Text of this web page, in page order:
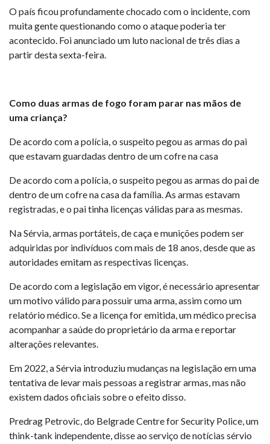
O país ficou profundamente chocado com o incidente, com
muita gente questionando como o ataque poderia ter
acontecido. Foi anunciado um luto nacional de três dias a
partir desta sexta-feira.
Como duas armas de fogo foram parar nas mãos de
uma criança?
De acordo com a polícia, o suspeito pegou as armas do pai
que estavam guardadas dentro de um cofre na casa
De acordo com a polícia, o suspeito pegou as armas do pai de
dentro de um cofre na casa da família. As armas estavam
registradas, e o pai tinha licenças válidas para as mesmas.
Na Sérvia, armas portáteis, de caça e munições podem ser
adquiridas por indivíduos com mais de 18 anos, desde que as
autoridades emitam as respectivas licenças.
De acordo com a legislação em vigor, é necessário apresentar
um motivo válido para possuir uma arma, assim como um
relatório médico. Se a licença for emitida, um médico precisa
acompanhar a saúde do proprietário da arma e reportar
alterações relevantes.
Em 2022, a Sérvia introduziu mudanças na legislação em uma
tentativa de levar mais pessoas a registrar armas, mas não
existem dados oficiais sobre o efeito disso.
Predrag Petrovic, do Belgrade Centre for Security Police, um
think-tank independente, disse ao serviço de notícias sérvio